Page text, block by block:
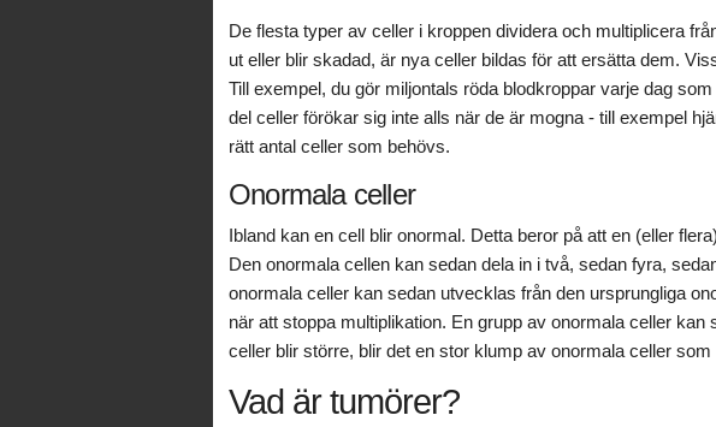
De flesta typer av celler i kroppen dividera och multiplicera
ut eller blir skadad, är nya celler bildas för att ersätta dem.
Till exempel, du gör miljontals röda blodkroppar varje dag
del celler förökar sig inte alls när de är mogna - till exempel
rätt antal celler som behövs.
Onormala celler
Ibland kan en cell blir onormal. Detta beror på att en (eller
Den onormala cellen kan sedan dela in i två, sedan fyra,
onormala celler kan sedan utvecklas från den ursprungliga
när att stoppa multiplikation. En grupp av onormala celler kan
celler blir större, blir det en stor klump av onormala celler som
Vad är tumörer?